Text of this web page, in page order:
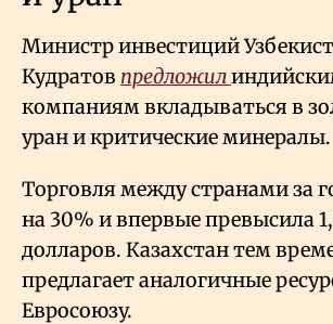
Министр инвестиций
Кудратов предложил
компаниям вкладываться в
уран и критические минералы.
Торговля между странами за
на 30% и впервые превысила
долларов. Казахстан тем
предлагает аналогичные
Евросоюзу.